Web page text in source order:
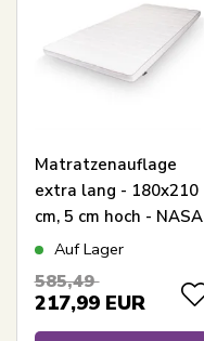
Matratzenauflage
extra lang - 180x210
cm, 5 cm hoch - NASA
Memory-Schaum -
Matratzenauflage -
Auf Lager
585,49
217,99 EUR